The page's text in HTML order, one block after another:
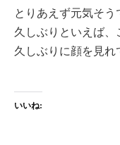
とりあえず元気そう
久しぶりといえば、
久しぶりに顔を見れ
いいね: